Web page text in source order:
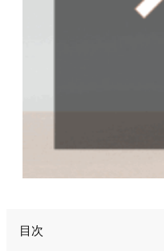
目次